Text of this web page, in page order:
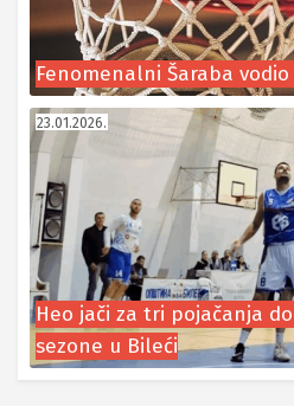
Fenomenalni Šaraba
23.01.2026.
Heo jači za tri pojačanja
sezone u Bileći